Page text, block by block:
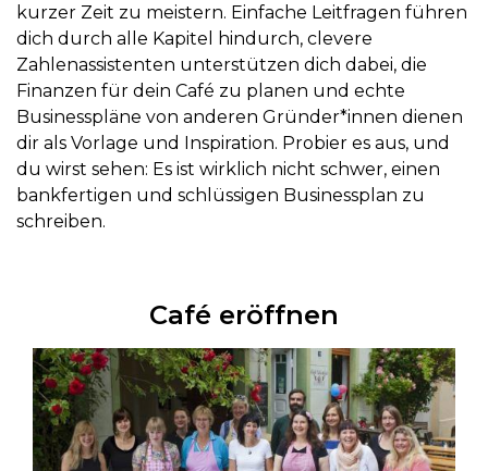
kurzer Zeit zu meistern. Einfache Leitfragen führen
dich durch alle Kapitel hindurch, clevere
Zahlenassistenten unterstützen dich dabei, die
Finanzen für dein Café zu planen und echte
Businesspläne von anderen Gründer*innen dienen
dir als Vorlage und Inspiration. Probier es aus, und
du wirst sehen: Es ist wirklich nicht schwer, einen
bankfertigen und schlüssigen Businessplan zu
schreiben.
Café eröffnen